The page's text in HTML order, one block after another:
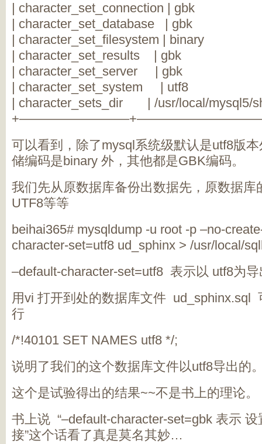
|
|
| character_set_filesystem |
| character_set_results
| character_set_server
| character_set_system
| character_sets_dir | /usr/local/mysql5/
可以看到，除了mysql系统级默认是utf8版
储编码是binary 外，其他都是GBK编码。
我们先从原数据库备份出数据先，原数据库
UTF8等等
beihai365# mysqldump -u root -p –no-
character-set=utf8 ud_sphinx > /usr/local/
–default-character-set=utf8 表示以 utf8为
用vi 打开到处的数据库文件 ud_sphinx.sql
行
/*!40101 SET NAMES utf8 */;
说明了我们的这个数据库文件以utf8导出的
这个是试验得出的结果~~不是书上的理论。
书上说 “–default-character-set=gbk 表示
接”这个话看了真是莫名其妙…